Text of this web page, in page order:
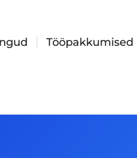
Tööpakkumised